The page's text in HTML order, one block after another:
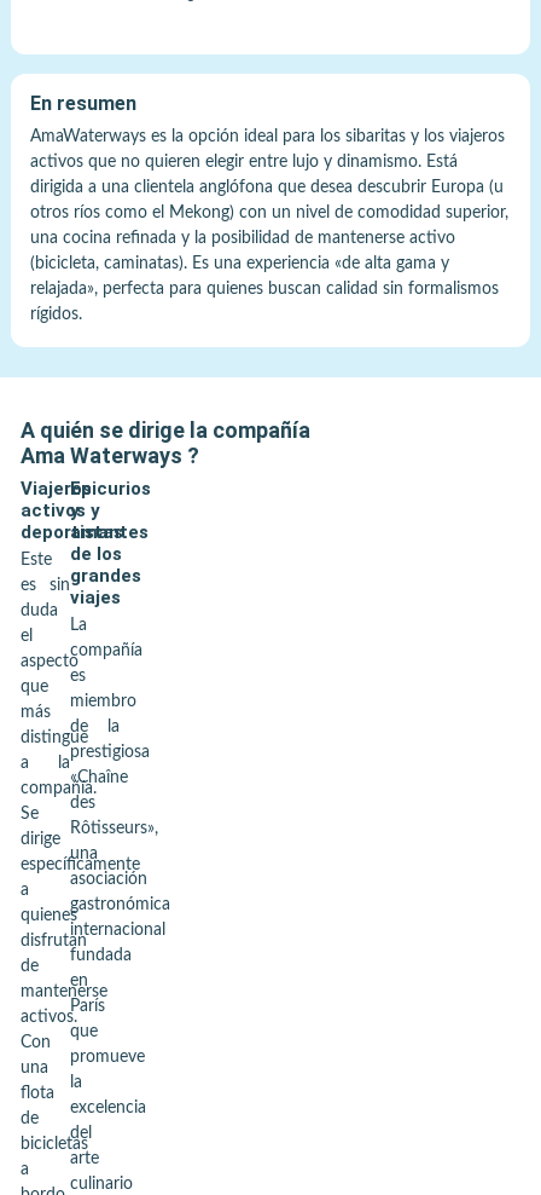
En resumen
AmaWaterways es la opción ideal para los sibaritas y los viajeros
activos que no quieren elegir entre lujo y dinamismo. Está
dirigida a una clientela anglófona que desea descubrir Europa (u
otros ríos como el Mekong) con un nivel de comodidad superior,
una cocina refinada y la posibilidad de mantenerse activo
(bicicleta, caminatas). Es una experiencia «de alta gama y
relajada», perfecta para quienes buscan calidad sin formalismos
rígidos.
A quién se dirige la compañía
Ama Waterways ?
Viajeros
activos y
deportistas
Este
es sin
duda
el
aspecto
que
más
distingue
a la
compañía.
Se
dirige
específicamente
a
quienes
disfrutan
de
mantenerse
activos.
Con
una
flota
de
bicicletas
a
Epicurios
y
amantes
de los
grandes
viajes
La
compañía
es
miembro
de la
prestigiosa
«Chaîne
des
Rôtisseurs»,
una
asociación
gastronómica
internacional
fundada
en
París
que
promueve
la
excelencia
del
arte
culinario